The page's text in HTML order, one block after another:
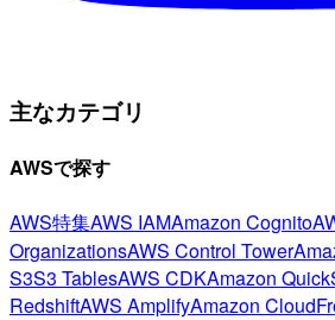
主なカテゴリ
AWSで探す
AWS特集AWS IAMAmazon Cognito
OrganizationsAWS Control Tower
S3S3 TablesAWS CDKAmazon
RedshiftAWS AmplifyAmazon